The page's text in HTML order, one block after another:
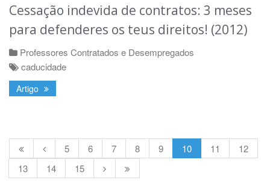
Cessação indevida de contratos: 3 meses
para defenderes os teus direitos! (2012)
Professores Contratados e Desempregados
caducidade
Artigo
5 6 7 8 9 10 11
12
13
14 15